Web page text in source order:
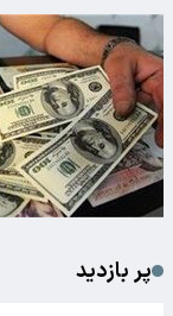
پر بازدید